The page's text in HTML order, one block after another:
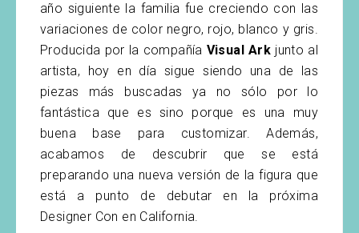
año siguiente la familia fue creciendo con las
variaciones de color negro, rojo, blanco y gris.
Producida por la compañía Visual Ark junto al
artista, hoy en día sigue siendo una de las
piezas más buscadas ya no sólo por lo
fantástica que es sino porque es una muy
buena base para customizar. Además,
acabamos de descubrir que se está
preparando una nueva versión de la figura que
está a punto de debutar en la próxima
Designer Con en California.